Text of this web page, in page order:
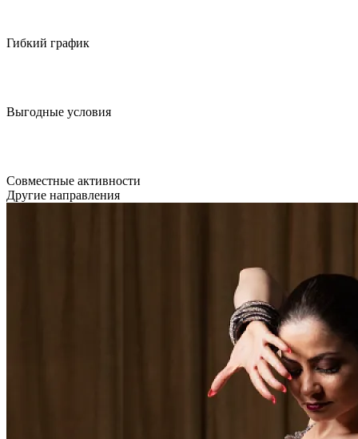
Гибкий график
Выгодные условия
Совместные активности
Другие направления